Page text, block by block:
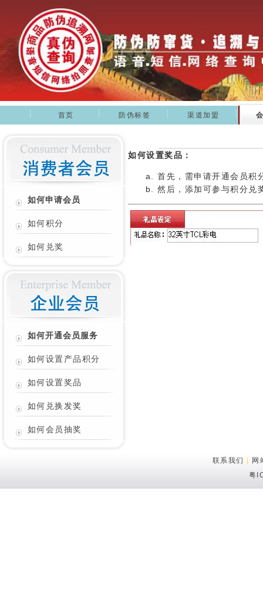
首页 防伪标签 渠道加盟
如何申请会员
如何积分
如何兑奖
如何开通会员服务
如何设置产品积分
如何设置奖品
如何兑换发奖
如何会员抽奖
如何设置奖品：
首先，需申请开通会员积
然后，添加可参与积分兑
联系我们
网
粤